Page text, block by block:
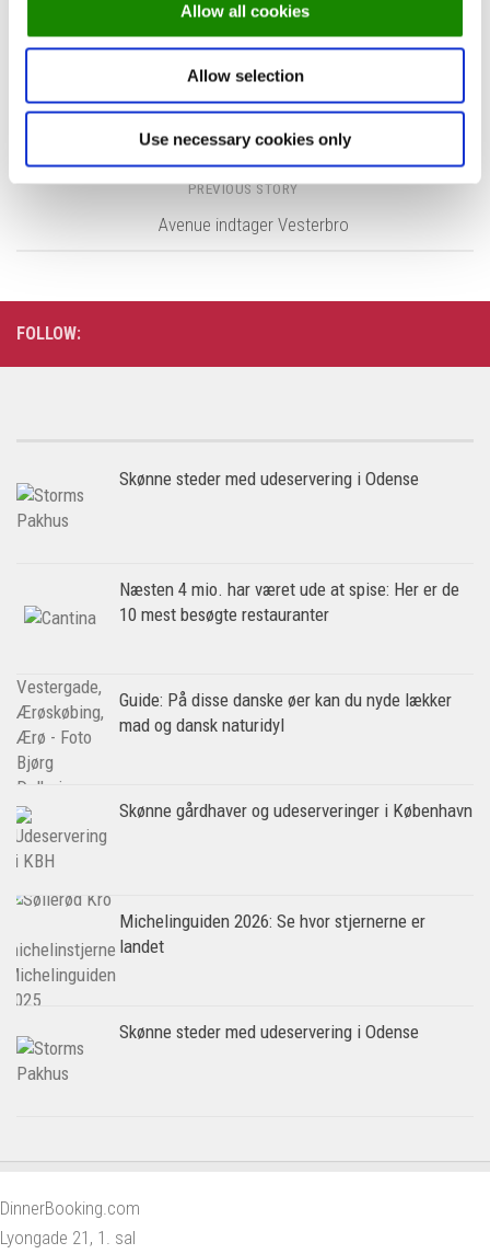
Allow all cookies
Allow selection
Use necessary cookies only
NEXT STORY
Bearnaise-kongen kommer til Aarhus
PREVIOUS STORY
Avenue indtager Vesterbro
FOLLOW:
Skønne steder med udeservering i Odense
Næsten 4 mio. har været ude at spise: Her er de
10 mest besøgte restauranter
Guide: På disse danske øer kan du nyde lækker
mad og dansk naturidyl
Skønne gårdhaver og udeserveringer i København
Michelinguiden 2026: Se hvor stjernerne er
landet
Skønne steder med udeservering i Odense
DinnerBooking.com
Lyongade 21, 1. sal